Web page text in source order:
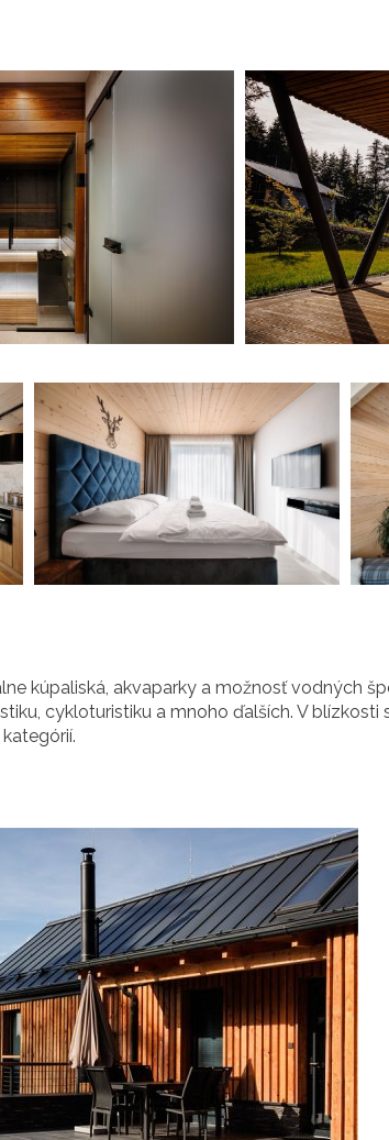
kúpaliská, akvaparky a možnosť vodných
cykloturistiku a mnoho ďalších. V blízkosti